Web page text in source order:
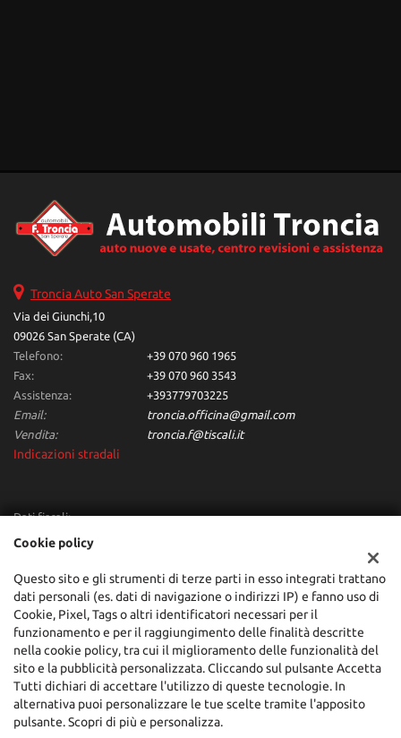
Troncia Auto San Sperate
Via dei Giunchi,10
09026 San Sperate (CA)
Telefono:
+39 070 960 1965
Fax:
+39 070 960 3543
Assistenza:
+393779703225
Email:
troncia.officina@gmail.com
Vendita:
troncia.f@tiscali.it
Indicazioni stradali
Dati fiscali:
Troncia Francesco Automobili
C.F/P.IVA:00684160955
Registro delle imprese:CA
Cookie policy
Questo sito e gli strumenti di terze parti in esso integrati trattano
dati personali (es. dati di navigazione o indirizzi IP) e fanno uso di
Cookie, Pixel, Tags o altri identificatori necessari per il
funzionamento e per il raggiungimento delle finalità descritte
nella cookie policy, tra cui il miglioramento delle funzionalità del
sito e la pubblicità personalizzata. Cliccando sul pulsante Accetta
Tutti dichiari di accettare l'utilizzo di queste tecnologie. In
alternativa puoi personalizzare le tue scelte tramite l'apposito
pulsante. Scopri di più e personalizza.